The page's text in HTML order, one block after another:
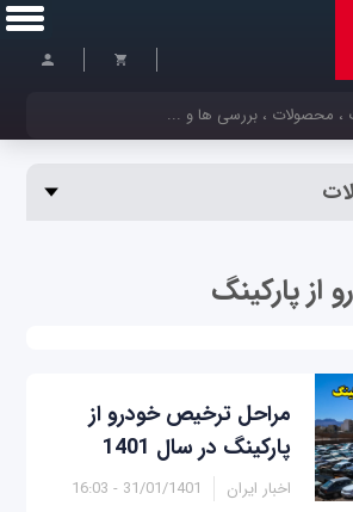
کنید
پارکینگ
مراحل ترخیص خودرو از
پارکینگ در سال 1401
اخبار ایران 31/01/1401 - 16:03